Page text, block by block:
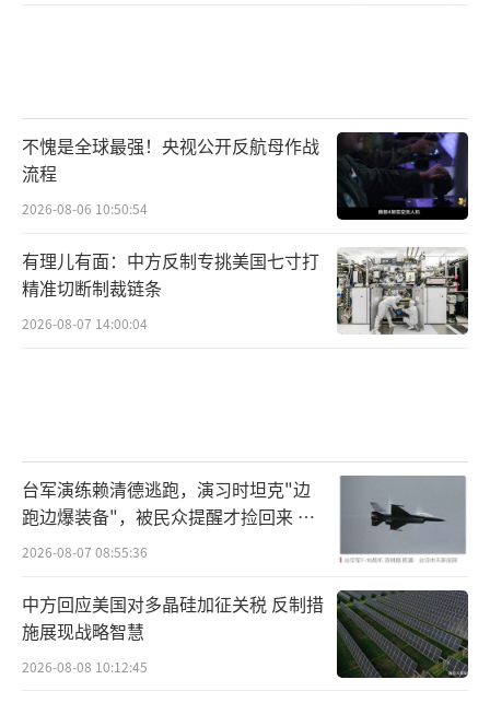
不愧是全球最强！央视公开反航母作战
流程
2026-08-06 10:50:54
有理儿有面：中方反制专挑美国七寸打
精准切断制裁链条
2026-08-07 14:00:04
台军演练赖清德逃跑，演习时坦克"边
跑边爆装备"，被民众提醒才捡回来 演
习状况频出引发关注
2026-08-07 08:55:36
中方回应美国对多晶硅加征关税 反制措
施展现战略智慧
2026-08-08 10:12:45